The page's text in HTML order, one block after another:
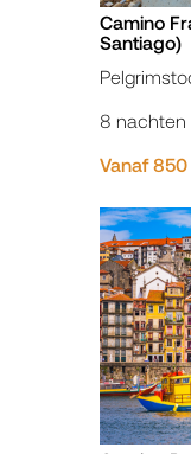
Camino
Santiago)
8 nachten
Vanaf 850